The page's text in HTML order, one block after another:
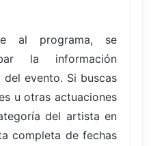
al programa, se
la información
evento. Si buscas
u otras actuaciones
del artista en
completa de fechas